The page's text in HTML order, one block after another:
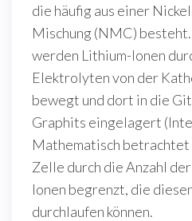
die häufig aus einer
Mischung (NMC)
werden Lithium-Ionen
Elektrolyten von der
bewegt und dort in die
Graphits eingelagert
Mathematisch
Zelle durch die Anzahl
Ionen begrenzt, die
durchlaufen können.